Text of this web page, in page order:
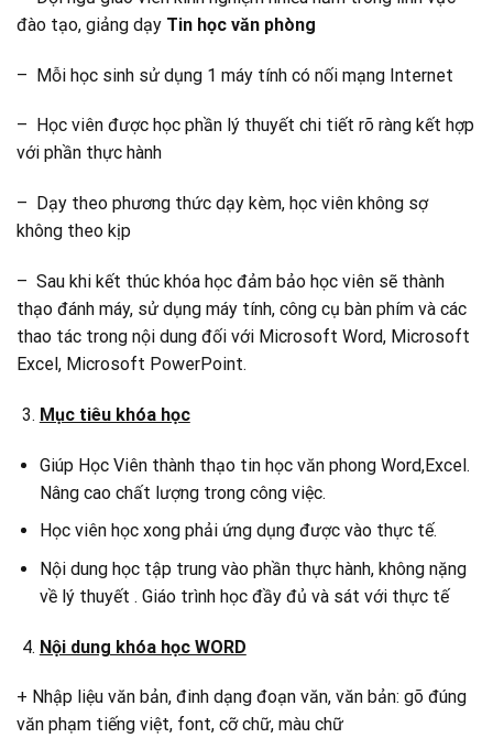
đào tạo, giảng dạy Tin học văn phòng
– Mỗi học sinh sử dụng 1 máy tính có nối mạng Internet
– Học viên được học phần lý thuyết chi tiết rõ ràng kết hợp
với phần thực hành
– Dạy theo phương thức dạy kèm, học viên không sợ
không theo kịp
– Sau khi kết thúc khóa học đảm bảo học viên sẽ thành
thạo đánh máy, sử dụng máy tính, công cụ bàn phím và các
thao tác trong nội dung đối với Microsoft Word, Microsoft
Excel, Microsoft PowerPoint.
Mục tiêu khóa học
Giúp Học Viên thành thạo tin học văn phong Word,Excel.
Nâng cao chất lượng trong công việc.
Học viên học xong phải ứng dụng được vào thực tế.
Nội dung học tập trung vào phần thực hành, không nặng
về lý thuyết . Giáo trình học đầy đủ và sát với thực tế
Nội dung khóa học WORD
+ Nhập liệu văn bản, đinh dạng đoạn văn, văn bản: gõ đúng
văn phạm tiếng việt, font, cỡ chữ, màu chữ